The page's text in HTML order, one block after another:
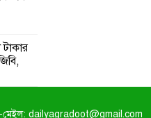
মেইল: dailyagradoot@gmail.com